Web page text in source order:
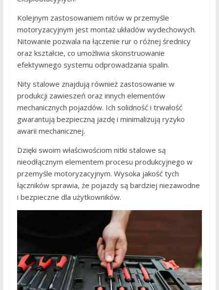
Kolejnym zastosowaniem nitów w przemyśle
motoryzacyjnym jest montaż układów wydechowych.
Nitowanie pozwala na łączenie rur o różnej średnicy
oraz kształcie, co umożliwia skonstruowanie
efektywnego systemu odprowadzania spalin.
Nity stalowe znajdują również zastosowanie w
produkcji zawieszeń oraz innych elementów
mechanicznych pojazdów. Ich solidność i trwałość
gwarantują bezpieczną jazdę i minimalizują ryzyko
awarii mechanicznej.
Dzięki swoim właściwościom nitki stalowe są
nieodłącznym elementem procesu produkcyjnego w
przemyśle motoryzacyjnym. Wysoka jakość tych
łączników sprawia, że pojazdy są bardziej niezawodne
i bezpieczne dla użytkowników.